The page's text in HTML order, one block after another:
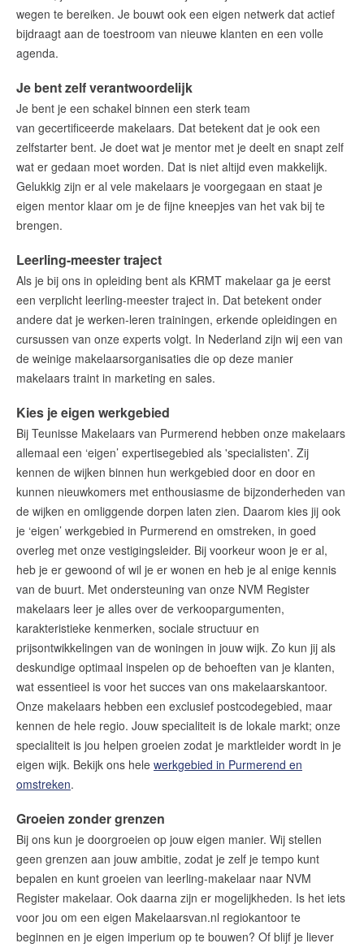
wegen te bereiken. Je bouwt ook een eigen netwerk dat actief
bijdraagt aan de toestroom van nieuwe klanten en een volle
agenda.
Je bent zelf verantwoordelijk
Je bent je een schakel binnen een sterk team
van gecertificeerde makelaars. Dat betekent dat je ook een
zelfstarter bent. Je doet wat je mentor met je deelt en snapt zelf
wat er gedaan moet worden. Dat is niet altijd even makkelijk.
Gelukkig zijn er al vele makelaars je voorgegaan en staat je
eigen mentor klaar om je de fijne kneepjes van het vak bij te
brengen.
Leerling-meester traject
Als je bij ons in opleiding bent als KRMT makelaar ga je eerst
een verplicht leerling-meester traject in. Dat betekent onder
andere dat je werken-leren trainingen, erkende opleidingen en
cursussen van onze experts volgt. In Nederland zijn wij een van
de weinige makelaarsorganisaties die op deze manier
makelaars traint in marketing en sales.
Kies je eigen werkgebied
Bij Teunisse Makelaars van Purmerend hebben onze makelaars
allemaal een ‘eigen’ expertisegebied als 'specialisten'. Zij
kennen de wijken binnen hun werkgebied door en door en
kunnen nieuwkomers met enthousiasme de bijzonderheden van
de wijken en omliggende dorpen laten zien. Daarom kies jij ook
je ‘eigen’ werkgebied in Purmerend en omstreken, in goed
overleg met onze vestigingsleider. Bij voorkeur woon je er al,
heb je er gewoond of wil je er wonen en heb je al enige kennis
van de buurt. Met ondersteuning van onze NVM Register
makelaars leer je alles over de verkoopargumenten,
karakteristieke kenmerken, sociale structuur en
prijsontwikkelingen van de woningen in jouw wijk. Zo kun jij als
deskundige optimaal inspelen op de behoeften van je klanten,
wat essentieel is voor het succes van ons makelaarskantoor.
Onze makelaars hebben een exclusief postcodegebied, maar
kennen de hele regio. Jouw specialiteit is de lokale markt; onze
specialiteit is jou helpen groeien zodat je marktleider wordt in je
eigen wijk. Bekijk ons hele werkgebied in Purmerend en
omstreken.
Groeien zonder grenzen
Bij ons kun je doorgroeien op jouw eigen manier. Wij stellen
geen grenzen aan jouw ambitie, zodat je zelf je tempo kunt
bepalen en kunt groeien van leerling-makelaar naar NVM
Register makelaar. Ook daarna zijn er mogelijkheden. Is het iets
voor jou om een eigen Makelaarsvan.nl regiokantoor te
beginnen en je eigen imperium op te bouwen? Of blijf je liever